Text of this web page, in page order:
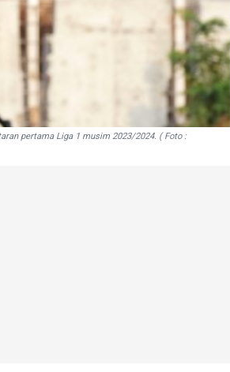
pertama Liga 1 musim 2023/2024. ( Foto :